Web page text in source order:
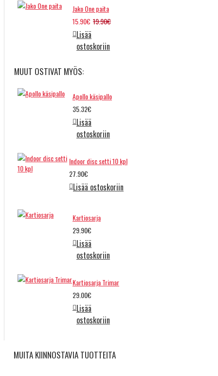
Jako One paita
15.90€ 19.90€
Lisää
ostoskoriin
MUUT OSTIVAT MYÖS:
Apollo käsipallo
35.32€
Lisää
ostoskoriin
Indoor disc setti 10 kpl
27.90€
Lisää ostoskoriin
Kartiosarja
29.90€
Lisää
ostoskoriin
Kartiosarja Trimar
29.00€
Lisää
ostoskoriin
MUITA KIINNOSTAVIA TUOTTEITA